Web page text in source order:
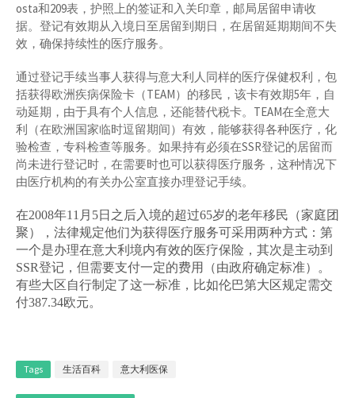
osta和209表，护照上的签证和入关印章，邮局居留申请收
据。登记有效期从入境日至居留到期日，在居留延期期间不失
效，确保持续性的医疗服务。
通过登记手续当事人获得与意大利人同样的医疗保健权利，包
括获得欧洲疾病保险卡（TEAM）的移民，该卡有效期5年，自
动延期，由于具有个人信息，还能替代税卡。TEAM在全意大
利（在欧洲国家临时逗留期间）有效，能够获得各种医疗，化
验检查，专科检查等服务。如果持有必须在SSR登记的居留而
尚未进行登记时，在需要时也可以获得医疗服务，这种情况下
由医疗机构的有关办公室直接办理登记手续。
在2008年11月5日之后入境的超过65岁的老年移民（家庭团
聚），法律规定他们为获得医疗服务可采用两种方式：第
一个是办理在意大利境内有效的医疗保险，其次是主动到
SSR登记，但需要支付一定的费用（由政府确定标准）。
有些大区自行制定了这一标准，比如伦巴第大区规定需交
付387.34欧元。
Tags 生活百科 意大利医保